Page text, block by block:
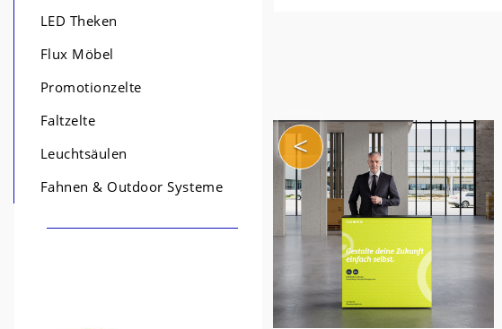
LED Theken
Flux Möbel
Promotionzelte
Faltzelte
Leuchtsäulen
Fahnen & Outdoor Systeme
<